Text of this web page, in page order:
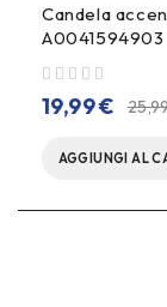
Candela
A0041594903
19,99€
AGGIUNGI AL